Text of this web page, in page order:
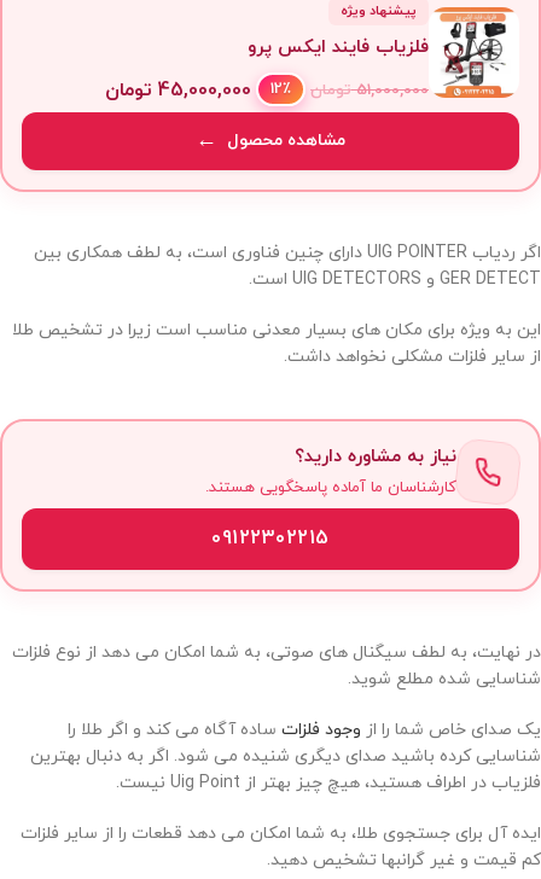
پیشنهاد ویژه
فلزیاب فایند ایکس پرو
51,000,000 تومان 12٪ 45,000,000 تومان
مشاهده محصول
اگر ردیاب UIG POINTER دارای چنین فناوری است، به لطف همکاری بین
GER DETECT و UIG DETECTORS است.
این به ویژه برای مکان های بسیار معدنی مناسب است زیرا در تشخیص طلا
از سایر فلزات مشکلی نخواهد داشت.
نیاز به مشاوره دارید؟
کارشناسان ما آماده پاسخگویی هستند.
09122302215
در نهایت، به لطف سیگنال های صوتی، به شما امکان می دهد از نوع فلزات
شناسایی شده مطلع شوید.
یک صدای خاص شما را از وجود فلزات ساده آگاه می کند و اگر طلا را
شناسایی کرده باشید صدای دیگری شنیده می شود. اگر به دنبال بهترین
فلزیاب در اطراف هستید، هیچ چیز بهتر از Uig Point نیست.
ایده آل برای جستجوی طلا، به شما امکان می دهد قطعات را از سایر فلزات
کم قیمت و غیر گرانبها تشخیص دهید.